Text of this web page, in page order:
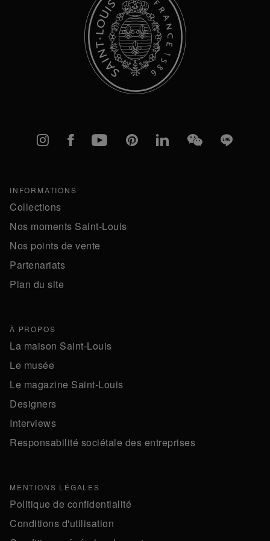
Instagram
FacebookYouTubePinterestlinkedInWeChatLine
INFORMATIONS
Collections
Nos moments Saint-Louis
Nos points de vente
Partenariats
Plan du site
À PROPOS
La maison Saint-Louis
Le musée
Le magazine Saint-Louis
Designers
Interviews
Responsabilité sociétale des entreprises
MENTIONS LÉGALES
Politique de confidentialité
Conditions d'utilisation